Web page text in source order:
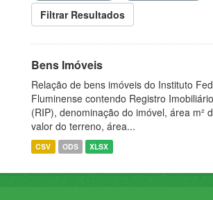
Filtrar Resultados
Bens Imóveis
Relação de bens imóveis do Instituto
Fluminense contendo Registro
(RIP), denominação do imóvel, área m²
valor do terreno, área...
CSV ODS XLSX